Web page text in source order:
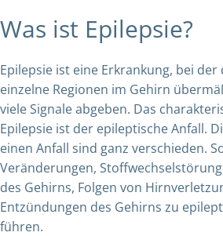
Was ist Epilepsie?
Epilepsie ist eine Erkrankung, bei
einzelne Regionen im Gehirn
viele Signale abgeben. Das
Epilepsie ist der epileptische Anfall.
einen Anfall sind ganz verschieden.
Veränderungen,
des Gehirns, Folgen von
Entzündungen des Gehirns zu
führen.